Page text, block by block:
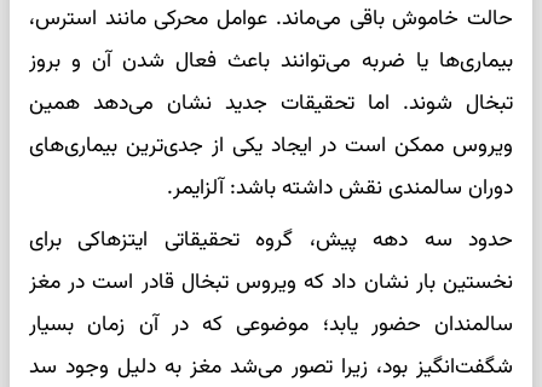
حالت خاموش باقی می‌ماند. عوامل محرکی مانند استرس،
بیماری‌ها یا ضربه می‌توانند باعث فعال شدن آن و بروز
تبخال شوند. اما تحقیقات جدید نشان می‌دهد همین
ویروس ممکن است در ایجاد یکی از جدی‌ترین بیماری‌های
دوران سالمندی نقش داشته باشد: آلزایمر.
حدود سه دهه پیش، گروه تحقیقاتی ایتزهاکی برای
نخستین بار نشان داد که ویروس تبخال قادر است در مغز
سالمندان حضور یابد؛ موضوعی که در آن زمان بسیار
شگفت‌انگیز بود، زیرا تصور می‌شد مغز به دلیل وجود سد